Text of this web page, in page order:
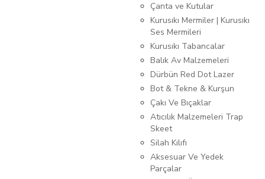
Çanta ve Kutular
Kurusıkı Mermiler | Kurusıkı
Ses Mermileri
Kurusıkı Tabancalar
Balık Av Malzemeleri
Dürbün Red Dot Lazer
Bot & Tekne & Kurşun
Çakı Ve Bıçaklar
Atıcılık Malzemeleri Trap
Skeet
Silah Kılıfı
Aksesuar Ve Yedek
Parçalar